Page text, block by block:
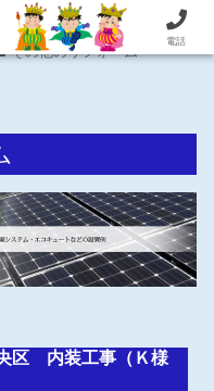
ム専門 株式会社 笠井産業
その他のリフォーム
区 内装工事（Ｋ様
電話